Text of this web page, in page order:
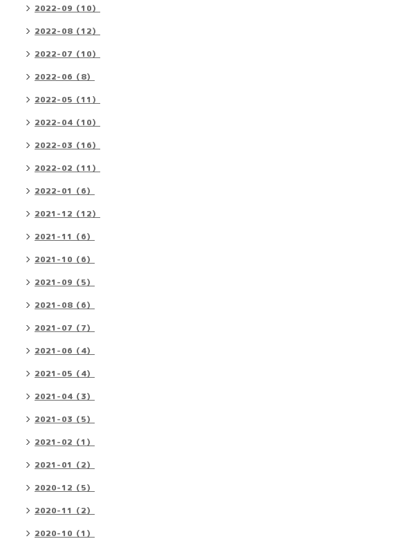
2022-09（10）
2022-08（12）
2022-07（10）
2022-06（8）
2022-05（11）
2022-04（10）
2022-03（16）
2022-02（11）
2022-01（6）
2021-12（12）
2021-11（6）
2021-10（6）
2021-09（5）
2021-08（6）
2021-07（7）
2021-06（4）
2021-05（4）
2021-04（3）
2021-03（5）
2021-02（1）
2021-01（2）
2020-12（5）
2020-11（2）
2020-10（1）